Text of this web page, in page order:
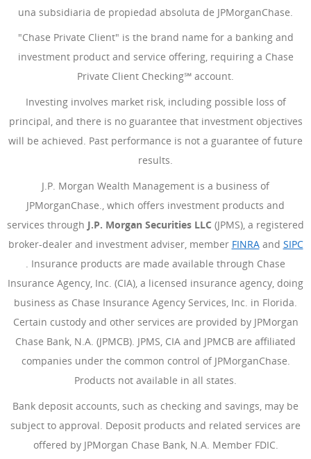
una subsidiaria de propiedad absoluta de JPMorganChase.
"Chase Private Client" is the brand name for a banking and
investment product and service offering, requiring a Chase
Private Client Checking℠ account.
Investing involves market risk, including possible loss of
principal, and there is no guarantee that investment objectives
will be achieved. Past performance is not a guarantee of future
results.
J.P. Morgan Wealth Management is a business of
JPMorganChase., which offers investment products and
services through J.P. Morgan Securities LLC (JPMS), a registered
broker-dealer and investment adviser, member FINRA(Se abre
and SIPC
(Se abre en superposición)
. Insurance products are made available through Chase
Insurance Agency, Inc. (CIA), a licensed insurance agency, doing
business as Chase Insurance Agency Services, Inc. in Florida.
Certain custody and other services are provided by JPMorgan
Chase Bank, N.A. (JPMCB). JPMS, CIA and JPMCB are affiliated
companies under the common control of JPMorganChase.
Products not available in all states.
Bank deposit accounts, such as checking and savings, may be
subject to approval. Deposit products and related services are
offered by JPMorgan Chase Bank, N.A. Member FDIC.